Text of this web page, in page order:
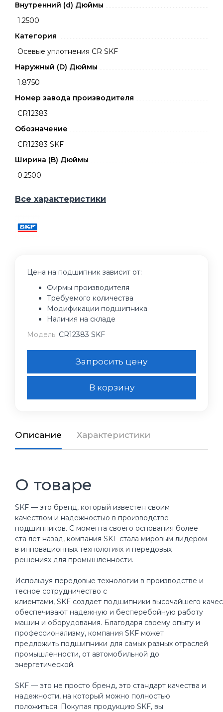
Внутренний (d) Дюймы
1.2500
Категория
Осевые уплотнения CR SKF
Наружный (D) Дюймы
1.8750
Номер завода производителя
CR12383
Обозначение
CR12383 SKF
Ширина (B) Дюймы
0.2500
Все характеристики
Цена на подшипник зависит от:
Фирмы производителя
Требуемого количества
Модификации подшипника
Наличия на складе
Модель: CR12383 SKF
Запросить цену
В корзину
Описание Характеристики
О товаре
SKF — это бренд, который известен своим
качеством и надежностью в производстве
подшипников. С момента своего основания более
ста лет назад, компания SKF стала мировым лидером
в инновационных технологиях и передовых
решениях для промышленности.
Используя передовые технологии в производстве и
тесное сотрудничество с
клиентами, SKF создает подшипники высочайшего
обеспечивают надежную и бесперебойную работу
машин и оборудования. Благодаря своему опыту и
профессионализму, компания SKF может
предложить подшипники для самых разных отраслей
промышленности, от автомобильной до
энергетической.
SKF — это не просто бренд, это стандарт качества и
надежности, на который можно полностью
положиться. Покупая продукцию SKF, вы